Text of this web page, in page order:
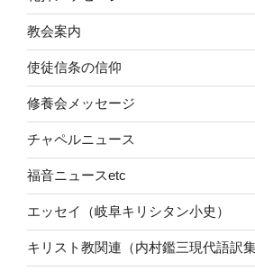
教会案内
使徒信条の信仰
修養会メッセージ
チャペルニュース
福音ニュースetc
エッセイ（岐阜キリシタン小史）
キリスト教関連（内村鑑三現代語訳集